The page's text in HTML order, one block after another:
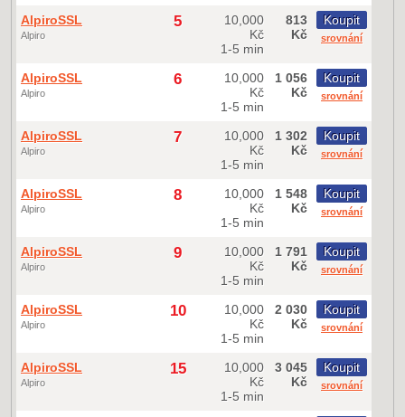
AlpiroSSL
Alpiro
5
10,000
Kč
1-5 min
813
Kč
Koupit
srovnání
AlpiroSSL
Alpiro
6
10,000
Kč
1-5 min
1 056
Kč
Koupit
srovnání
AlpiroSSL
Alpiro
7
10,000
Kč
1-5 min
1 302
Kč
Koupit
srovnání
AlpiroSSL
Alpiro
8
10,000
Kč
1-5 min
1 548
Kč
Koupit
srovnání
AlpiroSSL
Alpiro
9
10,000
Kč
1-5 min
1 791
Kč
Koupit
srovnání
AlpiroSSL
Alpiro
10
10,000
Kč
1-5 min
2 030
Kč
Koupit
srovnání
AlpiroSSL
Alpiro
15
10,000
Kč
1-5 min
3 045
Kč
Koupit
srovnání